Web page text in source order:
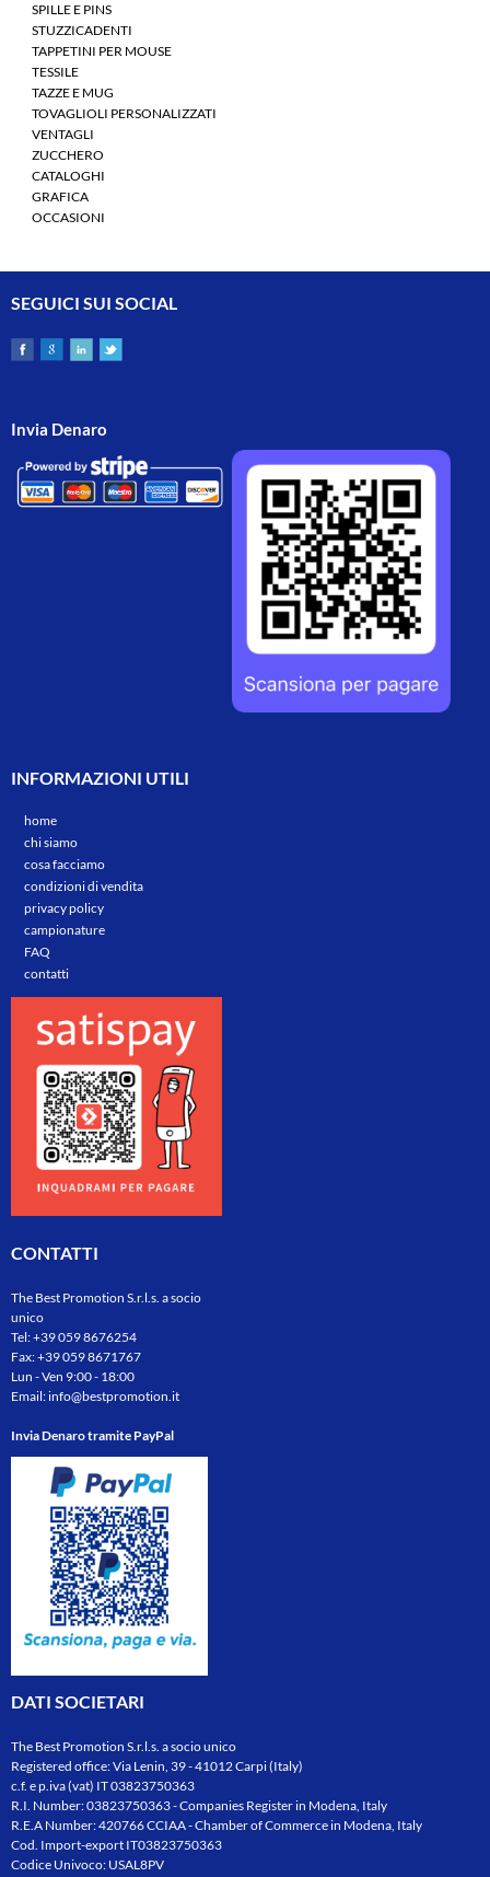
SPILLE E PINS
STUZZICADENTI
TAPPETINI PER MOUSE
TESSILE
TAZZE E MUG
TOVAGLIOLI PERSONALIZZATI
VENTAGLI
ZUCCHERO
CATALOGHI
GRAFICA
OCCASIONI
SEGUICI SUI SOCIAL
Invia Denaro
INFORMAZIONI UTILI
home
chi siamo
cosa facciamo
condizioni di vendita
privacy policy
campionature
FAQ
contatti
CONTATTI
The Best Promotion S.r.l.s. a socio
unico
Tel:+39 059 8676254
Fax: +39 059 8671767
Lun - Ven 9:00 - 18:00
Email:info@bestpromotion.it
Invia Denaro tramite PayPal
DATI SOCIETARI
The Best Promotion S.r.l.s. a socio unico
Registered office: Via Lenin, 39 - 41012 Carpi (Italy)
c.f. e p.iva (vat) IT 03823750363
R.I. Number: 03823750363 - Companies Register in Modena, Italy
R.E.A Number: 420766 CCIAA - Chamber of Commerce in Modena, Italy
Cod. Import-export IT03823750363
Codice Univoco: USAL8PV